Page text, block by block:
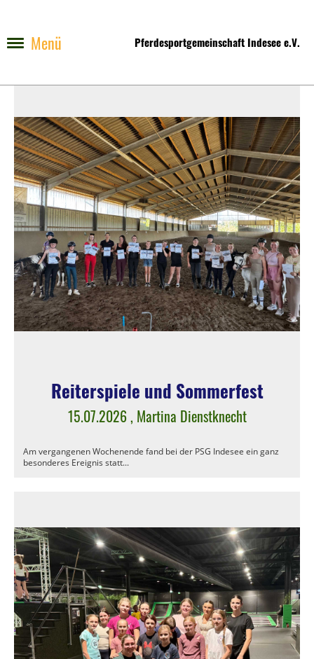
Menü
Pferdesportgemeinschaft Indesee e.V.
Reiterspiele und Sommerfest
15.07.2026, Martina Dienstknecht
Am vergangenen Wochenende fand bei der PSG Indesee ein ganz
besonderes Ereignis statt...